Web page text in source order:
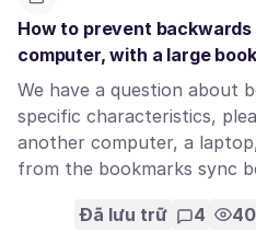
How to prevent
computer, with a large
We have a question about
specific characteristics,
another computer, a
from the bookmarks sync
Đã lưu trữ 4